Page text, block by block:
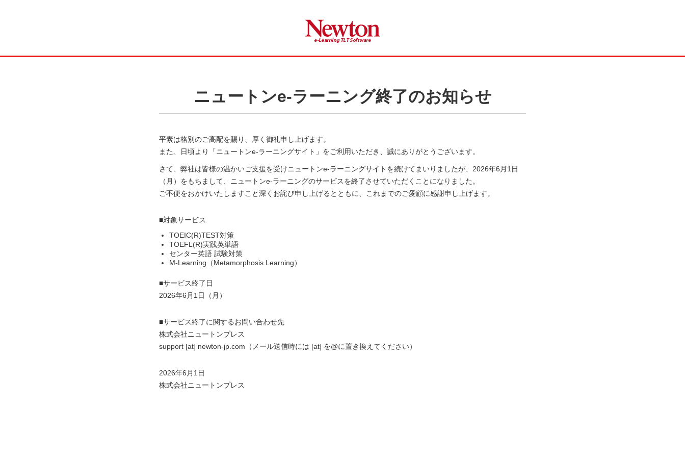
ニュートンe-ラーニング終了のお知らせ
平素は格別のご高配を賜り、厚く御礼申し上げます。
また、日頃より「ニュートンe-ラーニングサイト」をご利用いただき、誠にありがとうございます。
さて、弊社は皆様の温かいご支援を受けニュートンe-ラーニングサイトを続けてまいりましたが、2026年6月1日
（月）をもちまして、ニュートンe-ラーニングのサービスを終了させていただくことになりました。
ご不便をおかけいたしますこと深くお詫び申し上げるとともに、これまでのご愛顧に感謝申し上げます。
■対象サービス
TOEIC(R)TEST対策
TOEFL(R)実践英単語
センター英語 試験対策
M-Learning（Metamorphosis Learning）
■サービス終了日
2026年6月1日（月）
■サービス終了に関するお問い合わせ先
株式会社ニュートンプレス
support [at] newton-jp.com（メール送信時には [at] を@に置き換えてください）
2026年6月1日
株式会社ニュートンプレス